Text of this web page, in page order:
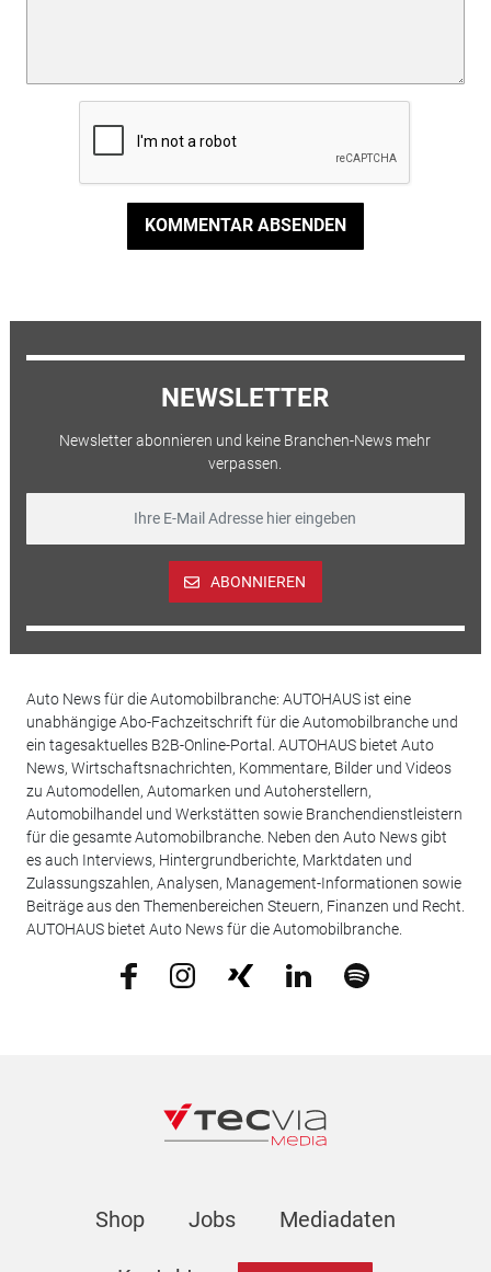
KOMMENTAR ABSENDEN
NEWSLETTER
Newsletter abonnieren und keine Branchen-News mehr
verpassen.
ABONNIEREN
Auto News für die Automobilbranche: AUTOHAUS ist eine
unabhängige Abo-Fachzeitschrift für die Automobilbranche und
ein tagesaktuelles B2B-Online-Portal. AUTOHAUS bietet Auto
News, Wirtschaftsnachrichten, Kommentare, Bilder und Videos
zu Automodellen, Automarken und Autoherstellern,
Automobilhandel und Werkstätten sowie Branchendienstleistern
für die gesamte Automobilbranche. Neben den Auto News gibt
es auch Interviews, Hintergrundberichte, Marktdaten und
Zulassungszahlen, Analysen, Management-Informationen sowie
Beiträge aus den Themenbereichen Steuern, Finanzen und Recht.
AUTOHAUS bietet Auto News für die Automobilbranche.
Shop Jobs Mediadaten